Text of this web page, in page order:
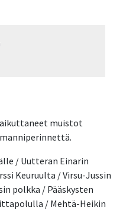
muistot
/ Uutteran Einarin
Keuruulta / Virsu-Jussin
polkka / Pääskysten
/ Mehtä-Heikin